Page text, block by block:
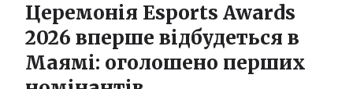
Церемонія Esports Awards
2026 вперше відбудеться в
Маямі: оголошено перших